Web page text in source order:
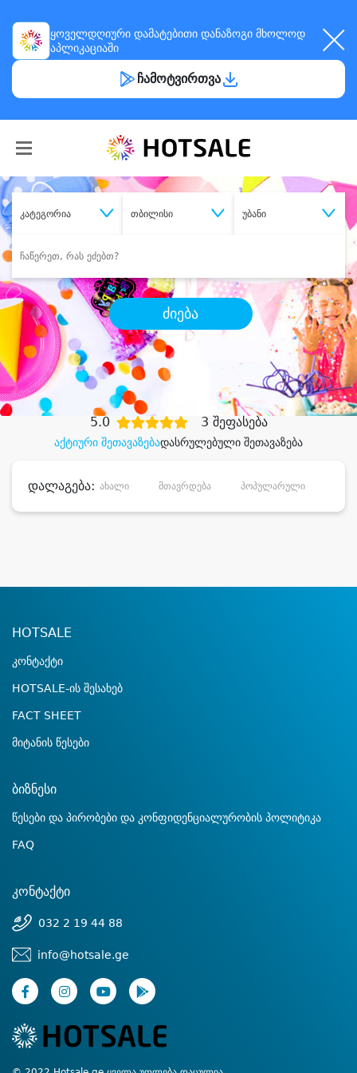
ყოველდღიური დამატებითი დანაზოგი მხოლოდ
აპლიკაციაში
ჩამოტვირთვა
კატეგორია თბილისი უბანი
ძიება
შეიძინესასურველი მომსახურება
დიდი დანაზოგით
აქტიური შეთავაზებადასრულებული შეთავაზება
5.0 3 შეფასება
დალაგება: ახალი მთავრდება პოპულარული
HOTSALE
კონტაქტი
HOTSALE-ის შესახებ
FACT SHEET
მიტანის წესები
ბიზნესი
წესები და პირობები და კონფიდენციალურობის პოლიტიკა
FAQ
კონტაქტი
032 2 19 44 88
info@hotsale.ge